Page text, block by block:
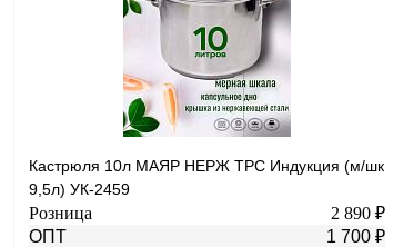
Кастрюля 10л МАЯР НЕРЖ ТРС Индукция (м/шк
9,5л) УК-2459
Розница
2 890 ₽
ОПТ
1 700 ₽